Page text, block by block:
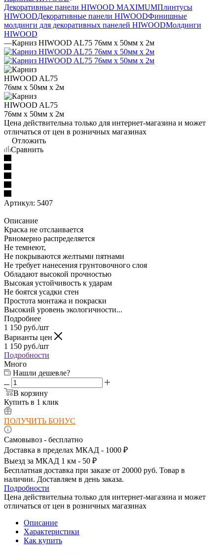
Декоративные панели HIWOOD MAXIMUMПлинтусы
HIWOODДекоративные панели HIWOODФинишные
молдинги для декоративных панелей HIWOODМолдинги
HIWOOD
—Карниз HIWOOD AL75 76мм х 50мм х 2м
Цена действительна только для интернет-магазина и может
отличаться от цен в розничных магазинах
Отложить
Сравнить
Артикул: 5407
Описание
Краска не отслаивается
Рвномерно распределяется
Не темнеют,
Не покрываются желтыми пятнами
Не требует нанесения грунтовочного слоя
Обладают высокой прочностью
Высокая устойчивость к ударам
Не боятся усадки стен
Простота монтажа и покраски
Высокий уровень экологичности...
Подробнее
1 150 руб./шт
Варианты цен
1 150 руб./шт
Подробности
Много
Нашли дешевле?
В корзину
Купить в 1 клик
ПОЛУЧИТЬ БОНУС
Самовывоз - бесплатно
Доставка в пределах МКАД - 1000 ₽
Выезд за МКАД 1 км - 50 ₽
Бесплатная доставка при заказе от 20000 руб. Товар в
наличии. Доставляем в день заказа.
Подробности
Цена действительна только для интернет-магазина и может
отличаться от цен в розничных магазинах
Описание
Характеристики
Как купить